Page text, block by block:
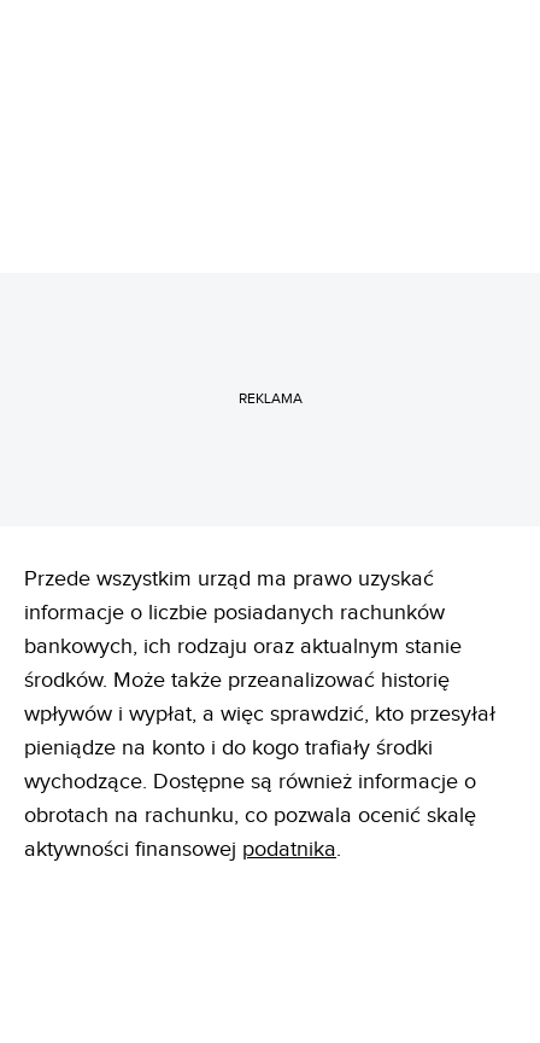
REKLAMA
Przede wszystkim urząd ma prawo uzyskać
informacje o liczbie posiadanych rachunków
bankowych, ich rodzaju oraz aktualnym stanie
środków. Może także przeanalizować historię
wpływów i wypłat, a więc sprawdzić, kto przesyłał
pieniądze na konto i do kogo trafiały środki
wychodzące. Dostępne są również informacje o
obrotach na rachunku, co pozwala ocenić skalę
aktywności finansowej podatnika.